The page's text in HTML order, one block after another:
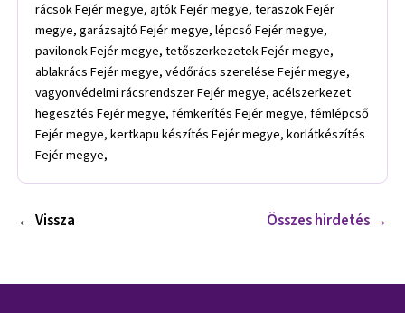
rácsok Fejér megye, ajtók Fejér megye, teraszok Fejér
megye, garázsajtó Fejér megye, lépcső Fejér megye,
pavilonok Fejér megye, tetőszerkezetek Fejér megye,
ablakrács Fejér megye, védőrács szerelése Fejér megye,
vagyonvédelmi rácsrendszer Fejér megye, acélszerkezet
hegesztés Fejér megye, fémkerítés Fejér megye, fémlépcső
Fejér megye, kertkapu készítés Fejér megye, korlátkészítés
Fejér megye,
← Vissza Összes hirdetés →